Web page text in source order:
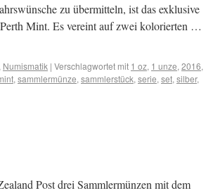
zu übermitteln, ist das exklusive
Mint. Es vereint auf zwei kolorierten …
Numismatik | Verschlagwortet mit 1 oz, 1 unze, 2016,
, sammlermünze, sammlerstück, serie, set, silber,
Post drei Sammlermünzen mit dem